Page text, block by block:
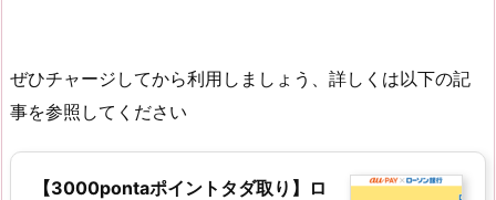
ぜひチャージしてから利用しましょう、詳しくは以下の記
事を参照してください
【3000pontaポイントタダ取り】ロ